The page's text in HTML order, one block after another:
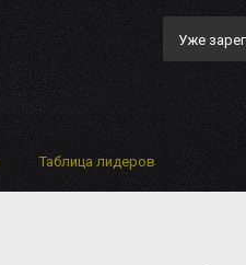
Уже
Таблица лидеров